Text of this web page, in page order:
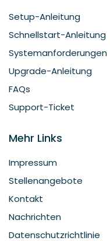
Setup-Anleitung
Schnellstart-Anleitung
Systemanforderungen
Upgrade-Anleitung
FAQs
Support-Ticket
Mehr Links
Impressum
Stellenangebote
Kontakt
Nachrichten
Datenschutzrichtlinie